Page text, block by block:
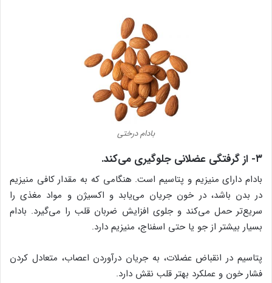
بادام درختی
۳- از گرفتگی عضلانی جلوگیری می‌کند.
بادام دارای منیزیم و پتاسیم است. هنگامی که به مقدار کافی منیزیم
در بدن باشد، در خون جریان می‌یابد و اکسیژن و مواد مغذی را
سریع‌تر حمل می‌کند و جلوی افزایش ضربان قلب را می‌گیرد. بادام
بسیار بیشتر از جو یا حتی اسفناج، منیزیم دارد.
پتاسیم در انقباض عضلات، به جریان درآوردن اعصاب، متعادل کردن
فشار خون و عملکرد بهتر قلب نقش دارد.